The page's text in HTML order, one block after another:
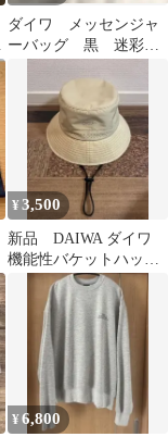
ダイワ メッセンジャ
ーバッグ 黒 迷彩
ッグ 斜めがけ
¥3,500
新品 DAIWA ダイワ
機能性バケットハッ
ト ベージュ×シルバー
¥6,800